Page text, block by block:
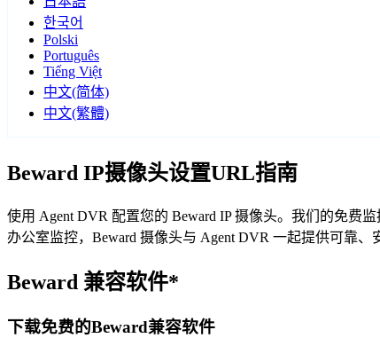
한국어
Polski
Português
Tiếng Việt
中文(简体)
中文(繁體)
Beward IP摄像头设置URL指南
使用 Agent DVR 配置您的 Beward IP 摄像头。我们的免费
办公室监控，Beward 摄像头与 Agent DVR 一起提供可靠、
Beward 兼容软件*
下载免费的Beward兼容软件